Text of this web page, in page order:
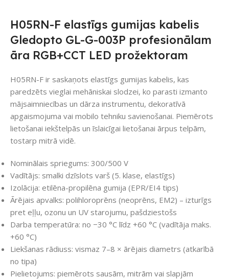
H05RN-F elastīgs gumijas kabelis
Gledopto GL-G-003P profesionālam
āra RGB+CCT LED prožektoram
H05RN-F ir saskaņots elastīgs gumijas kabelis, kas
paredzēts vieglai mehāniskai slodzei, ko parasti izmanto
mājsaimniecības un dārza instrumentu, dekoratīvā
apgaismojuma vai mobilo tehniku savienošanai. Piemērots
lietošanai iekštelpās un īslaicīgai lietošanai ārpus telpām,
tostarp mitrā vidē.
Nominālais spriegums: 300/500 V
Vadītājs: smalki dzīslots varš (5. klase, elastīgs)
Izolācija: etilēna-propilēna gumija (EPR/EI4 tips)
Ārējais apvalks: polihloroprēns (neoprēns, EM2) – izturīgs
pret eļļu, ozonu un UV starojumu, pašdziestošs
Darba temperatūra: no −30 °C līdz +60 °C (vadītāja maks.
+60 °C)
Liekšanas rādiuss: vismaz 7–8 × ārējais diametrs (atkarībā
no tipa)
Pielietojums: piemērots sausām, mitrām vai slapjām